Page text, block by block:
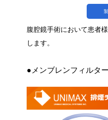
腹腔鏡手術において患者
します。
●メンブレンフィルタ